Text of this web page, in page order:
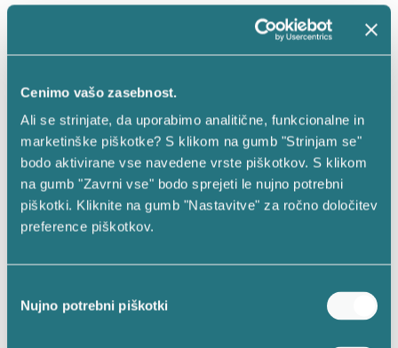
Cenimo vašo zasebnost.
Ali se strinjate, da uporabimo analitične, funkcionalne in
marketinške piškotke? S klikom na gumb "Strinjam se"
bodo aktivirane vse navedene vrste piškotkov. S klikom
na gumb "Zavrni vse" bodo sprejeti le nujno potrebni
piškotki. Kliknite na gumb "Nastavitve" za ročno določitev
preference piškotkov.
soglasja
Nujno potrebni piškotki
Pri Vestini že vrsto let postavljamo trende na področju
izdelave nagrobnih sveč in spominskih dodatkov za
uporabo nagrobne sveče. V vseh izdelkih pa se skriva
ponosni.
Tradicija, ki ji sledimo še danes
Tradicija prižiganja sveč na grobovih združuje različne
večnega počitka izkazujejo spoštovanje, ljubezen in
Sveče so že tisoč let nazaj presegle svojo vlogo